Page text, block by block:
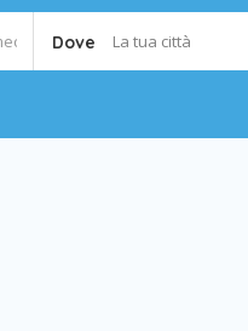
Dove La tua città